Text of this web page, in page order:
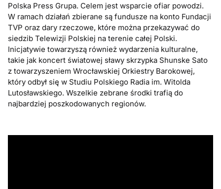
Polska Press Grupa. Celem jest wsparcie ofiar powodzi.
W ramach działań zbierane są fundusze na konto Fundacji
TVP oraz dary rzeczowe, które można przekazywać do
siedzib Telewizji Polskiej na terenie całej Polski.
Inicjatywie towarzyszą również wydarzenia kulturalne,
takie jak koncert światowej sławy skrzypka Shunske Sato
z towarzyszeniem Wrocławskiej Orkiestry Barokowej,
który odbył się w Studiu Polskiego Radia im. Witolda
Lutosławskiego. Wszelkie zebrane środki trafią do
najbardziej poszkodowanych regionów.